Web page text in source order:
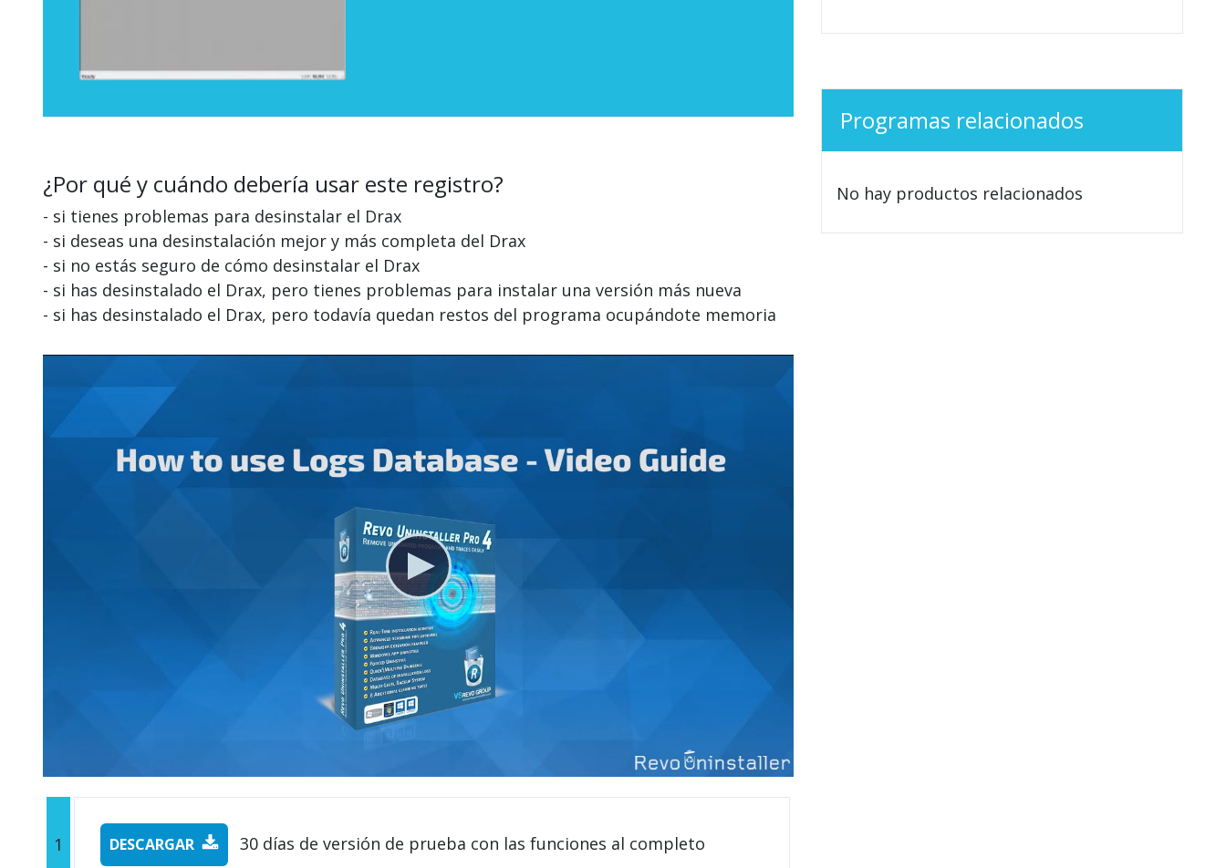
¿Por qué y cuándo debería usar este registro?
- si tienes problemas para desinstalar el Drax
- si deseas una desinstalación mejor y más completa del Drax
- si no estás seguro de cómo desinstalar el Drax
- si has desinstalado el Drax, pero tienes problemas para instalar una versión más nueva
- si has desinstalado el Drax, pero todavía quedan restos del programa ocupándote memoria
1 DESCARGAR 30 días de versión de prueba con las funciones al completo
Programas relacionados
No hay productos relacionados